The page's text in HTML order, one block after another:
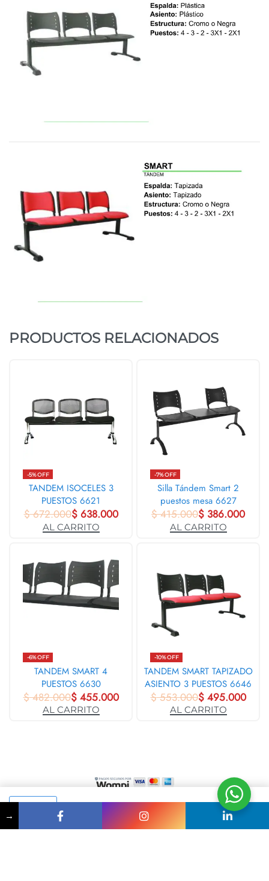
PRODUCTOS RELACIONADOS
-5% OFF
TANDEM ISOCELES 3
PUESTOS 6621
$672.000$638.000
AL CARRITO
-7% OFF
Silla Tándem Smart 2
puestos mesa 6627
$415.000$ 386.000
AL CARRITO
-6% OFF
TANDEM SMART 4
PUESTOS 6630
$482.000$455.000
AL CARRITO
-10% OFF
TANDEM SMART TAPIZADO
ASIENTO 3 PUESTOS 6646
$553.000$495.000
AL CARRITO
+57 (312) 418 3119 ventas@asuoficina.com
Somos responsables del tratamiento de sus datos personales, los cuales
→